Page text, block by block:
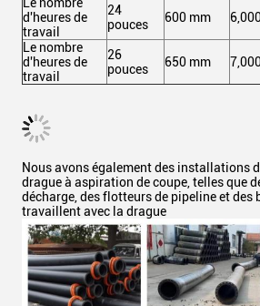
d'heures de
travail
24
pouces
600 mm
Le nombre
d'heures de
travail
26
pouces
650 mm
Nous avons également des installations
drague à aspiration de coupe, telles que
décharge, des flotteurs de pipeline et des
travaillent avec la drague